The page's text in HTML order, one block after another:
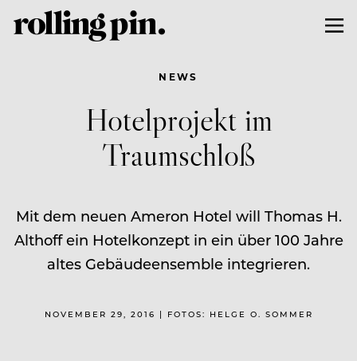
NEWS
Hotelprojekt im
Traumschloß
Mit dem neuen Ameron Hotel will Thomas H.
Althoff ein Hotelkonzept in ein über 100 Jahre
altes Gebäudeensemble integrieren.
NOVEMBER 29, 2016 | FOTOS: HELGE O. SOMMER